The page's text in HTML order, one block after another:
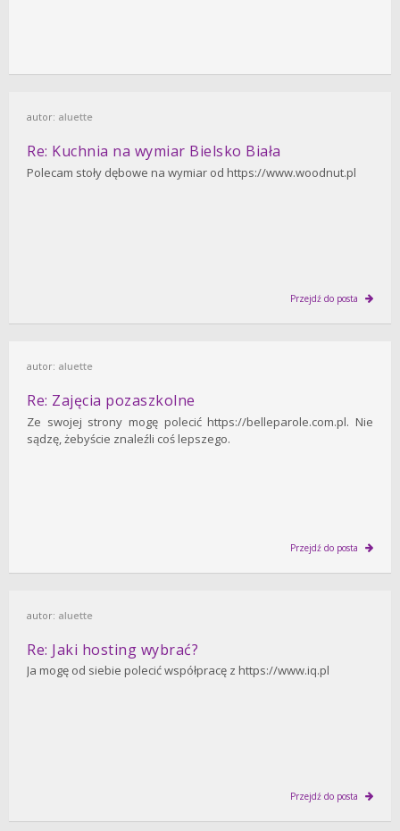
autor: aluette
Re: Kuchnia na wymiar Bielsko Biała
Polecam stoły dębowe na wymiar od https://www.woodnut.pl
Przejdź do posta
autor: aluette
Re: Zajęcia pozaszkolne
Ze swojej strony mogę polecić https://belleparole.com.pl. Nie
sądzę, żebyście znaleźli coś lepszego.
Przejdź do posta
autor: aluette
Re: Jaki hosting wybrać?
Ja mogę od siebie polecić współpracę z https://www.iq.pl
Przejdź do posta